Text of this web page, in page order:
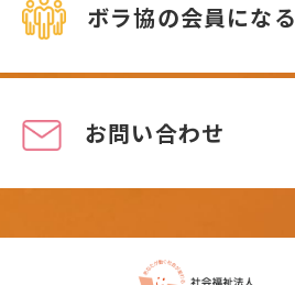
ボラ協の会員になる
お問い合わせ